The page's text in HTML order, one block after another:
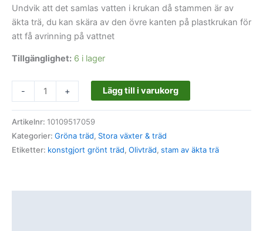
Undvik att det samlas vatten i krukan då stammen är av
äkta trä, du kan skära av den övre kanten på plastkrukan för
att få avrinning på vattnet
Tillgänglighet: 6 i lager
- + Lägg till i varukorg
Artikelnr: 10109517059
Kategorier: Gröna träd, Stora växter & träd
Etiketter: konstgjort grönt träd, Olivträd, stam av äkta trä